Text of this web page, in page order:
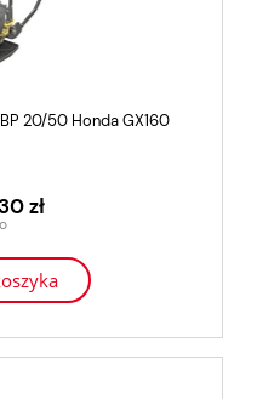
20/50 Honda GX160
zł